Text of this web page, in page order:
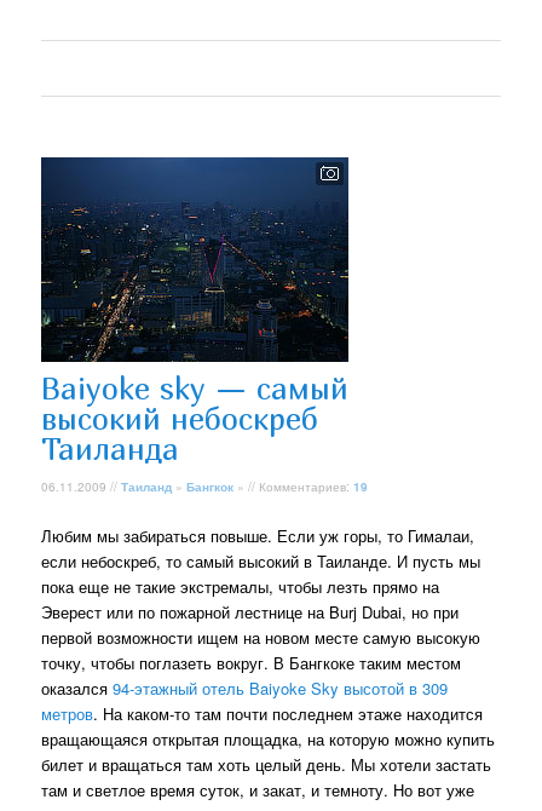
Baiyoke sky — самый
высокий небоскреб
Таиланда
06.11.2009 //Таиланд »Бангкок » // Комментариев:19
Любим мы забираться повыше. Если уж горы, то Гималаи,
если небоскреб, то самый высокий в Таиланде. И пусть мы
пока еще не такие экстремалы, чтобы лезть прямо на
Эверест или по пожарной лестнице на Burj Dubai, но при
первой возможности ищем на новом месте самую высокую
точку, чтобы поглазеть вокруг. В Бангкоке таким местом
оказался94-этажный отель Baiyoke Sky высотой в 309
метров. На каком-то там почти последнем этаже находится
вращающаяся открытая площадка, на которую можно купить
билет и вращаться там хоть целый день. Мы хотели застать
там и светлое время суток, и закат, и темноту. Но вот уже